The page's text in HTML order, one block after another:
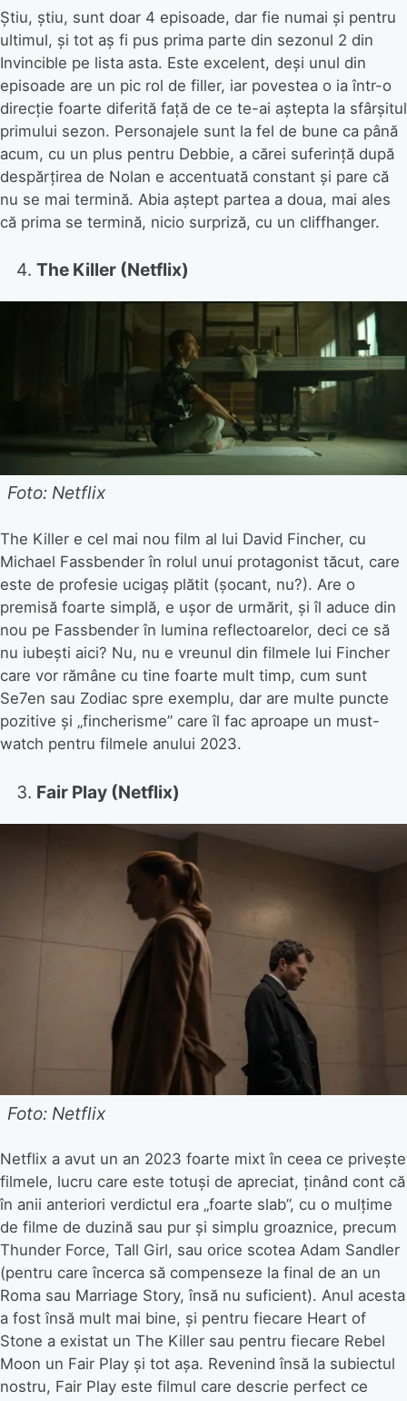
Știu, știu, sunt doar 4 episoade, dar fie numai și pentru
ultimul, și tot aș fi pus prima parte din sezonul 2 din
Invincible pe lista asta. Este excelent, deși unul din
episoade are un pic rol de filler, iar povestea o ia într-o
direcție foarte diferită față de ce te-ai aștepta la sfârșitul
primului sezon. Personajele sunt la fel de bune ca până
acum, cu un plus pentru Debbie, a cărei suferință după
despărțirea de Nolan e accentuată constant și pare că
nu se mai termină. Abia aștept partea a doua, mai ales
că prima se termină, nicio surpriză, cu un cliffhanger.
The Killer (Netflix)
Foto: Netflix
The Killer e cel mai nou film al lui David Fincher, cu
Michael Fassbender în rolul unui protagonist tăcut, care
este de profesie ucigaș plătit (șocant, nu?). Are o
premisă foarte simplă, e ușor de urmărit, și îl aduce din
nou pe Fassbender în lumina reflectoarelor, deci ce să
nu iubești aici? Nu, nu e vreunul din filmele lui Fincher
care vor rămâne cu tine foarte mult timp, cum sunt
Se7en sau Zodiac spre exemplu, dar are multe puncte
pozitive și „fincherisme” care îl fac aproape un must-
watch pentru filmele anului 2023.
Fair Play (Netflix)
Foto: Netflix
Netflix a avut un an 2023 foarte mixt în ceea ce privește
filmele, lucru care este totuși de apreciat, ținând cont că
în anii anteriori verdictul era „foarte slab”, cu o mulțime
de filme de duzină sau pur și simplu groaznice, precum
Thunder Force, Tall Girl, sau orice scotea Adam Sandler
(pentru care încerca să compenseze la final de an un
Roma sau Marriage Story, însă nu suficient). Anul acesta
a fost însă mult mai bine, și pentru fiecare Heart of
Stone a existat un The Killer sau pentru fiecare Rebel
Moon un Fair Play și tot așa. Revenind însă la subiectul
nostru, Fair Play este filmul care descrie perfect ce